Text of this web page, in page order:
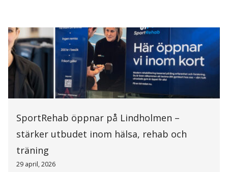
SportRehab öppnar på Lindholmen –
stärker utbudet inom hälsa, rehab och
träning
29 april, 2026